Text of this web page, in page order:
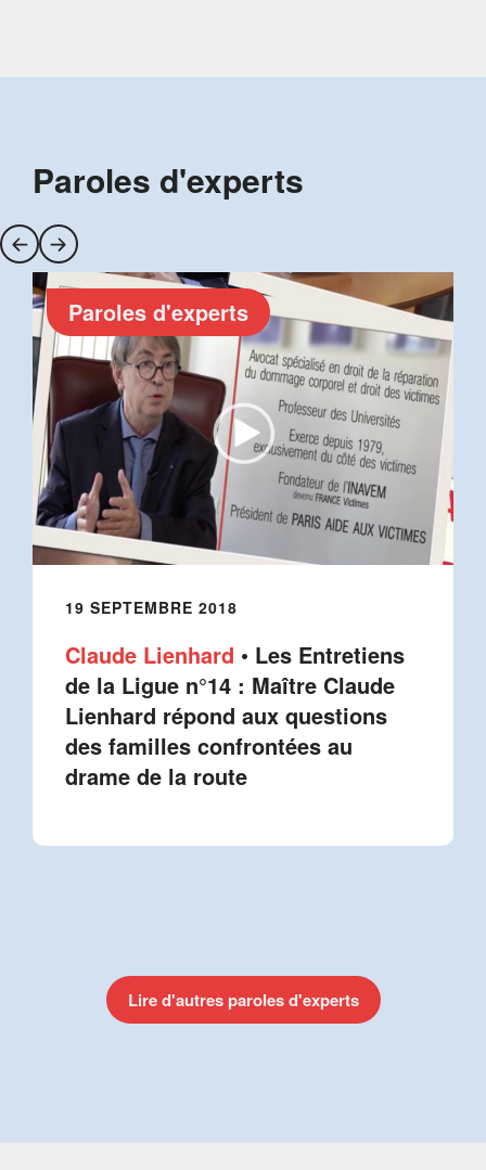
Paroles d'experts
Paroles d'experts
19 SEPTEMBRE 2018
Claude Lienhard • Les Entretiens
de la Ligue n°14 : Maître Claude
Lienhard répond aux questions
des familles confrontées au
drame de la route
Lire d'autres paroles d'experts